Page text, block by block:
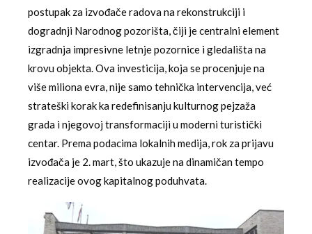
postupak za izvođače radova na rekonstrukciji i
dogradnji Narodnog pozorišta, čiji je centralni element
izgradnja impresivne letnje pozornice i gledališta na
krovu objekta. Ova investicija, koja se procenjuje na
više miliona evra, nije samo tehnička intervencija, već
strateški korak ka redefinisanju kulturnog pejzaža
grada i njegovoj transformaciji u moderni turistički
centar. Prema podacima lokalnih medija, rok za prijavu
izvođača je 2. mart, što ukazuje na dinamičan tempo
realizacije ovog kapitalnog poduhvata.